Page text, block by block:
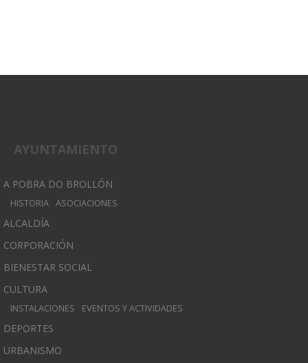
AYUNTAMIENTO
A POBRA DO BROLLÓN
HISTORIA ASOCIACIONES
ALCALDÍA
CORPORACIÓN
BIENESTAR SOCIAL
CULTURA
INSTALACIONES EVENTOS Y ACTIVIDADES
DEPORTES
URBANISMO